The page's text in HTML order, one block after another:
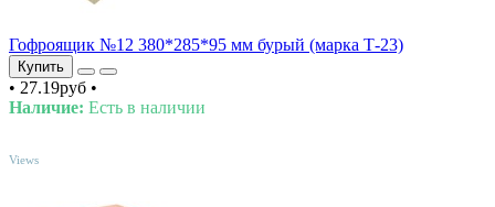
Гофроящик №12 380*285*95 мм бурый (марка Т-23)
Купить
• 27.19руб •
Наличие: Есть в наличии
Views